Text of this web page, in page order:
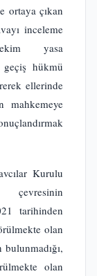
ortaya çıkan
inceleme
yasa
hükmü
ellerinde
mahkemeye
Kurulu
tarihinden
olan
olan